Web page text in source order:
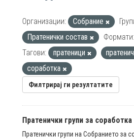
Организации: Собрание
Пратенички состав
Формати:
Тагови:
пратеници
соработка
Филтрирај ги резултатите
Пратенички групи за
Пратенички групи на Собранието за